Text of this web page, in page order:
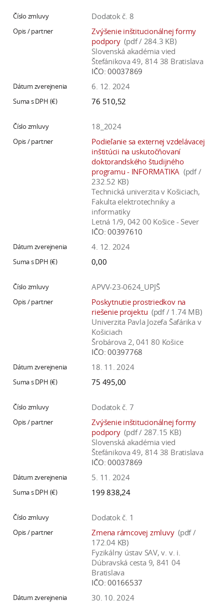
Dodatok č. 8
Zvýšenie inštitucionálnej formy
podpory (pdf / 284.3 KB)
Slovenská akadémia vied
Štefánikova 49, 814 38 Bratislava
IČO: 00037869
6. 12. 2024
76 510,52
18_2024
Podieľanie sa externej vzdelávacej
inštitúcii na uskutočňovaní
doktorandského študijného
programu - INFORMATIKA (pdf /
232.52 KB)
Technická univerzita v Košiciach,
Fakulta elektrotechniky a
informatiky
Letná 1/9, 042 00 Košice - Sever
IČO: 00397610
4. 12. 2024
0,00
APVV-23-0624_UPJŠ
Poskytnutie prostriedkov na
riešenie projektu (pdf / 1.74 MB)
Univerzita Pavla Jozefa Šafárika v
Košiciach
Šrobárova 2, 041 80 Košice
IČO: 00397768
18. 11. 2024
75 495,00
Dodatok č. 7
Zvýšenie inštitucionálnej formy
podpory (pdf / 287.15 KB)
Slovenská akadémia vied
Štefánikova 49, 814 38 Bratislava
IČO: 00037869
5. 11. 2024
199 838,24
Dodatok č. 1
Zmena rámcovej zmluvy (pdf /
172.04 KB)
Fyzikálny ústav SAV, v. v. i.
Dúbravská cesta 9, 841 04
Bratislava
IČO: 00166537
30. 10. 2024